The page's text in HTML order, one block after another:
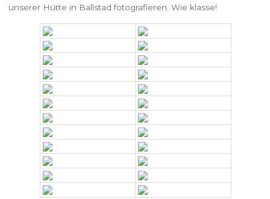
unserer Hütte in Ballstad fotografieren. Wie klasse!